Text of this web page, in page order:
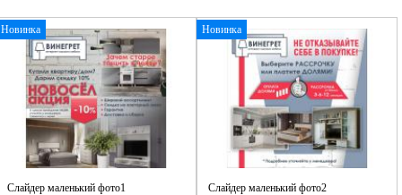
Новинка
Слайдер маленький фото1
Новинка
Слайдер маленький фото2